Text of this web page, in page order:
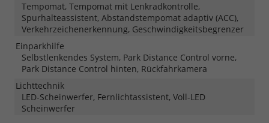
Tempomat, Tempomat mit Lenkradkontrolle,
Spurhalteassistent, Abstandstempomat adaptiv (ACC),
Verkehrzeichenerkennung, Geschwindigkeitsbegrenzer
Einparkhilfe
Selbstlenkendes System, Park Distance Control vorne,
Park Distance Control hinten, Rückfahrkamera
Lichttechnik
LED-Scheinwerfer, Fernlichtassistent, Voll-LED
Scheinwerfer